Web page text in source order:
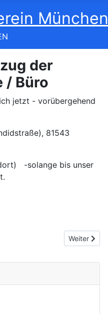
der
/ Büro
jetzt - vorübergehend
81543
-solange bis unser
Next
Weiter